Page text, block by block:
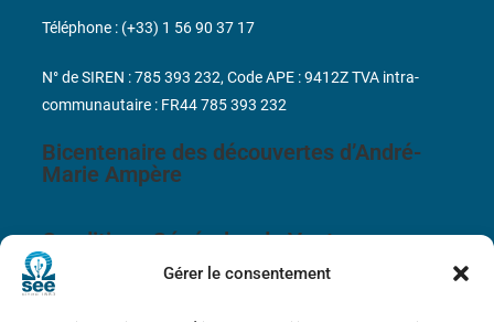
Gérer le consentement
Bicentenaire des découvertes d’André-
Marie Ampère
Conditions Générales de Vente
Téléphone : (+33) 1 56 90 37 17
N° de SIREN : 785 393 232, Code APE : 9412Z TVA intra-
communautaire : FR44 785 393 232